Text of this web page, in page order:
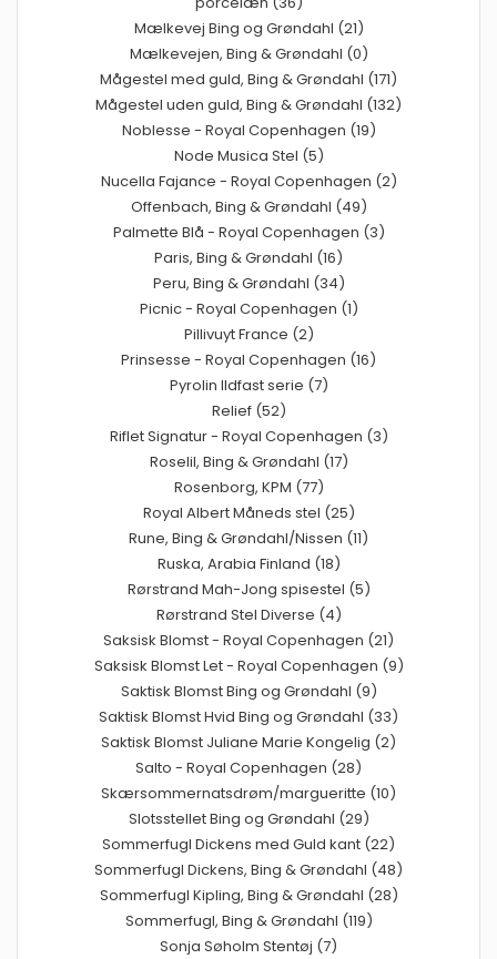
Mælkevej Bing og Grøndahl (21)
Mælkevejen, Bing & Grøndahl (0)
Mågestel med guld, Bing & Grøndahl (171)
Mågestel uden guld, Bing & Grøndahl (132)
Noblesse - Royal Copenhagen (19)
Node Musica Stel (5)
Nucella Fajance - Royal Copenhagen (2)
Offenbach, Bing & Grøndahl (49)
Palmette Blå - Royal Copenhagen (3)
Paris, Bing & Grøndahl (16)
Peru, Bing & Grøndahl (34)
Picnic - Royal Copenhagen (1)
Pillivuyt France (2)
Prinsesse - Royal Copenhagen (16)
Pyrolin Ildfast serie (7)
Relief (52)
Riflet Signatur - Royal Copenhagen (3)
Roselil, Bing & Grøndahl (17)
Rosenborg, KPM (77)
Royal Albert Måneds stel (25)
Rune, Bing & Grøndahl/Nissen (11)
Ruska, Arabia Finland (18)
Rørstrand Mah-Jong spisestel (5)
Rørstrand Stel Diverse (4)
Saksisk Blomst - Royal Copenhagen (21)
Saksisk Blomst Let - Royal Copenhagen (9)
Saktisk Blomst Bing og Grøndahl (9)
Saktisk Blomst Hvid Bing og Grøndahl (33)
Saktisk Blomst Juliane Marie Kongelig (2)
Salto - Royal Copenhagen (28)
Skærsommernatsdrøm/margueritte (10)
Slotsstellet Bing og Grøndahl (29)
Sommerfugl Dickens med Guld kant (22)
Sommerfugl Dickens, Bing & Grøndahl (48)
Sommerfugl Kipling, Bing & Grøndahl (28)
Sommerfugl, Bing & Grøndahl (119)
Sonja Søholm Stentøj (7)